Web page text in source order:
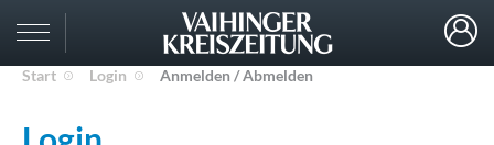
Start Login Anmelden / Abmelden